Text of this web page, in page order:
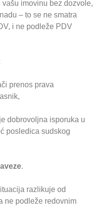
imovinu bez dozvole,
– to se ne smatra
i ne podleže PDV
prenos prava
dobrovoljna isporuka u
posledica sudskog
.
razlikuje od
ne podleže redovnim